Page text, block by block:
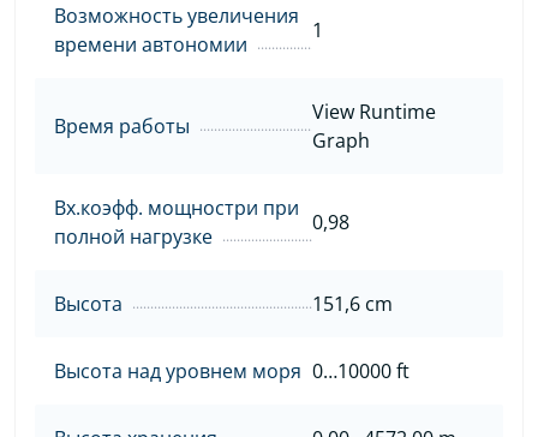
Возможность увеличения
времени автономии
1
Время работы
View Runtime
Graph
Вх.коэфф. мощностри при
полной нагрузке
0,98
Высота 151,6 cm
Высота над уровнем моря 0…10000 ft